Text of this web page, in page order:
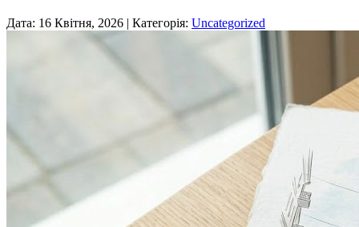
Дата: 16 Квітня, 2026 | Категорія: Uncategorized